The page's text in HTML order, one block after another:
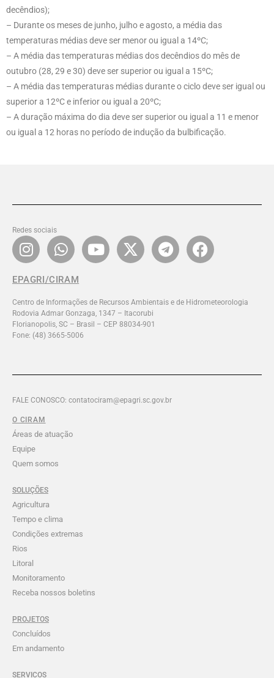
decêndios);
– Durante os meses de junho, julho e agosto, a média das
temperaturas médias deve ser menor ou igual a 14ºC;
– A média das temperaturas médias dos decêndios do mês de
outubro (28, 29 e 30) deve ser superior ou igual a 15ºC;
– A média das temperaturas médias durante o ciclo deve ser igual ou
superior a 12ºC e inferior ou igual a 20ºC;
– A duração máxima do dia deve ser superior ou igual a 11 e menor
ou igual a 12 horas no período de indução da bulbificação.
Redes sociais
EPAGRI/CIRAM
Centro de Informações de Recursos Ambientais e de Hidrometeorologia
Rodovia Admar Gonzaga, 1347 – Itacorubi
Florianopolis, SC – Brasil – CEP 88034-901
Fone: (48) 3665-5006
FALE CONOSCO: contatociram@epagri.sc.gov.br
O CIRAM
Áreas de atuação
Equipe
Quem somos
SOLUÇÕES
Agricultura
Tempo e clima
Condições extremas
Rios
Litoral
Monitoramento
Receba nossos boletins
PROJETOS
Concluídos
Em andamento
SERVICOS